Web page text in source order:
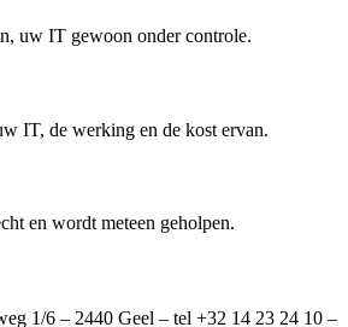
uw IT gewoon onder controle.
IT, de werking en de kost ervan.
en wordt meteen geholpen.
1/6 – 2440 Geel – tel +32 14 23 24 10 –